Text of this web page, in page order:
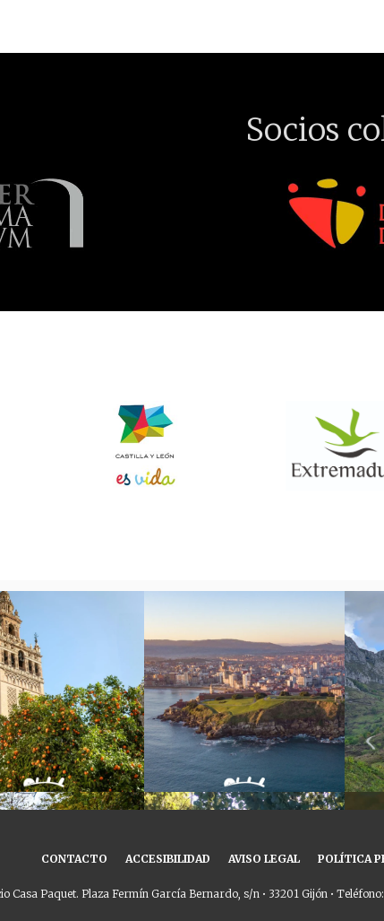
Socios
CONTACTO ACCESIBILIDAD AVISO LEGAL POLÍTICA
Casa Paquet. Plaza Fermín García Bernardo, s/n • 33201 Gijón •